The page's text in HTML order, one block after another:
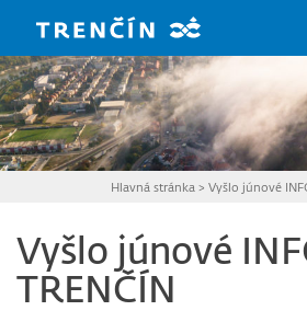
Hlavná stránka >Vyšlo júnové
Vyšlo júnové
TRENČÍN